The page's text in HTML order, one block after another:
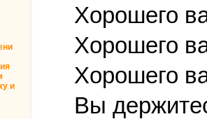
и
Хорошего
Хорошего
Хорошего
Вы